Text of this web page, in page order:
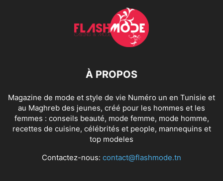
À PROPOS
Magazine de mode et style de vie Numéro un en Tunisie et
au Maghreb des jeunes, créé pour les hommes et les
femmes : conseils beauté, mode femme, mode homme,
recettes de cuisine, célébrités et people, mannequins et
top modeles
Contactez-nous: contact@flashmode.tn